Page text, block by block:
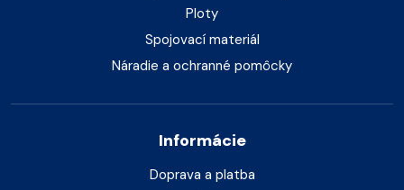
Ploty
Spojovací materiál
Náradie a ochranné pomôcky
Informácie
Doprava a platba